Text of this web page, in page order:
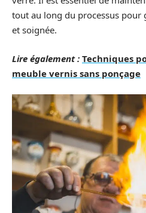
tout au long du processus pour
et soignée.
Lire également : Techniques
meuble vernis sans ponçage